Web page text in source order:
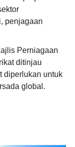
penjagaan
Perniagaan
ditinjau
diperlukan untuk
global.